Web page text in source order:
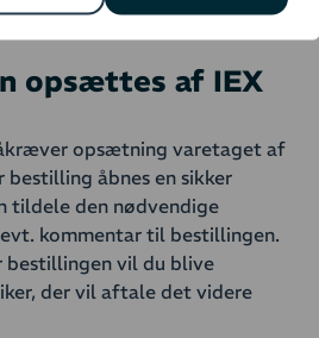
opsættes af IEX
opsætning varetaget af
bestilling åbnes en sikker
tildele den nødvendige
kommentar til bestillingen.
vil du blive
der vil aftale det videre